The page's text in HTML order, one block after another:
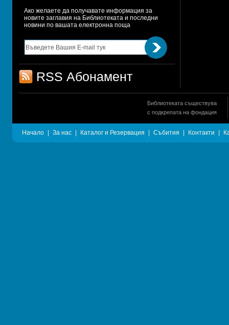
Ако желаете да получавате информация за
новите заглавия на Библиотеката и последни
новини по вашата електронна поща
RSS Абонамент
Библиотеката съществува
с подкрепата на фондация
Начало За нас Каталог и Резервация Събития Контакти